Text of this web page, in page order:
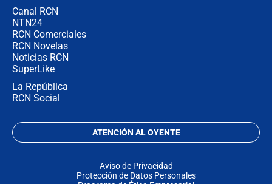
Canal RCN
NTN24
RCN Comerciales
RCN Novelas
Noticias RCN
SuperLike
La República
RCN Social
ATENCIÓN AL OYENTE
Aviso de Privacidad
Protección de Datos Personales